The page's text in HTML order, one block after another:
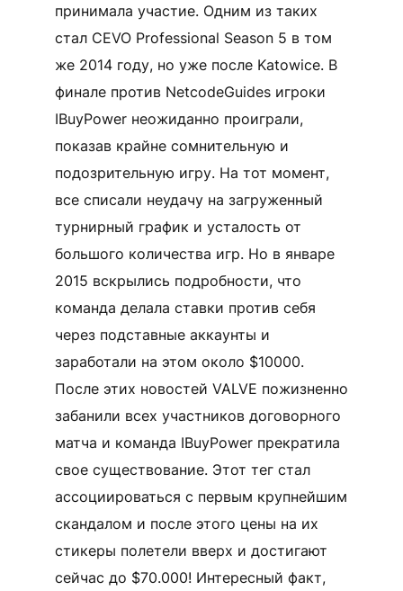
принимала участие. Одним из таких
стал CEVO Professional Season 5 в том
же 2014 году, но уже после Katowice. В
финале против NetcodeGuides игроки
IBuyPower неожиданно проиграли,
показав крайне сомнительную и
подозрительную игру. На тот момент,
все списали неудачу на загруженный
турнирный график и усталость от
большого количества игр. Но в январе
2015 вскрылись подробности, что
команда делала ставки против себя
через подставные аккаунты и
заработали на этом около $10000.
После этих новостей VALVE пожизненно
забанили всех участников договорного
матча и команда IBuyPower прекратила
свое существование. Этот тег стал
ассоциироваться с первым крупнейшим
скандалом и после этого цены на их
стикеры полетели вверх и достигают
сейчас до $70.000! Интересный факт,